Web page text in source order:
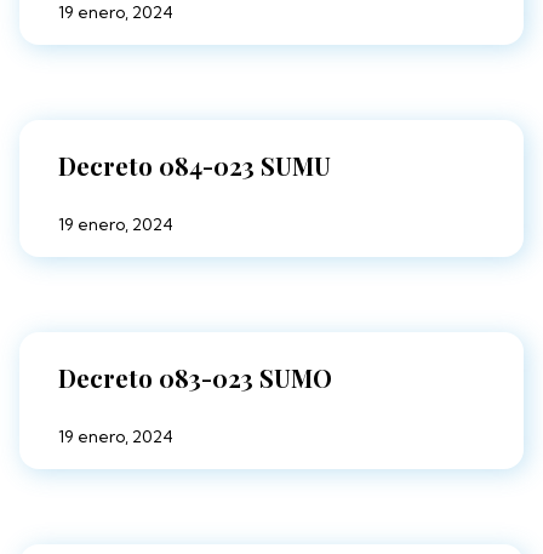
19 enero, 2024
Decreto 084-023 SUMU
19 enero, 2024
Decreto 083-023 SUMO
19 enero, 2024